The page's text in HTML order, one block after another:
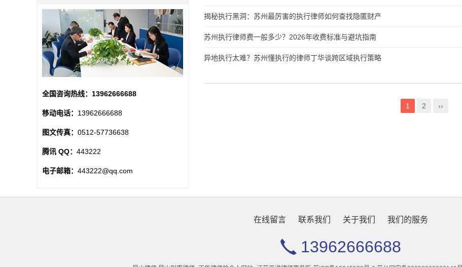
揭秘执行黑洞：苏州最厉害的执行律师如何查找隐匿财产
苏州执行律师费一般多少？2026年收费标准与避坑指南
异地执行太难？苏州懂执行的律师丁华谈跨区域执行策略
1 2 ››
全国咨询热线： 13962666688
移动电话： 13962666688
图文传真： 0512-57736638
腾讯 QQ： 443222
电子邮箱： 443222@qq.com
在线留言 联系我们 关于我们 我们的服务
13962666688